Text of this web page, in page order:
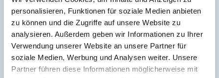
personalisieren, Funktionen für soziale Medien anbieten
zu können und die Zugriffe auf unsere Website zu
analysieren. Außerdem geben wir Informationen zu Ihrer
Verwendung unserer Website an unsere Partner für
soziale Medien, Werbung und Analysen weiter. Unsere
Partner führen diese Informationen möglicherweise mit
Login
E-Mail